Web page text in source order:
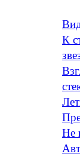
К
Не